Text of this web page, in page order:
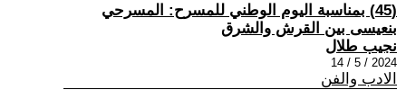
(45) بمناسبة اليوم الوطني للمسرح: المسرحي
بنعيسى بين القرش والشرق
نجيب طلال
2024 / 5 / 14
الادب والفن